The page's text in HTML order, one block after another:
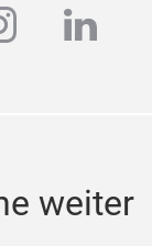
weiter